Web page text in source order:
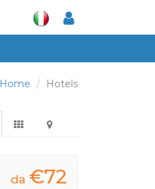
Home Hotels
da €72